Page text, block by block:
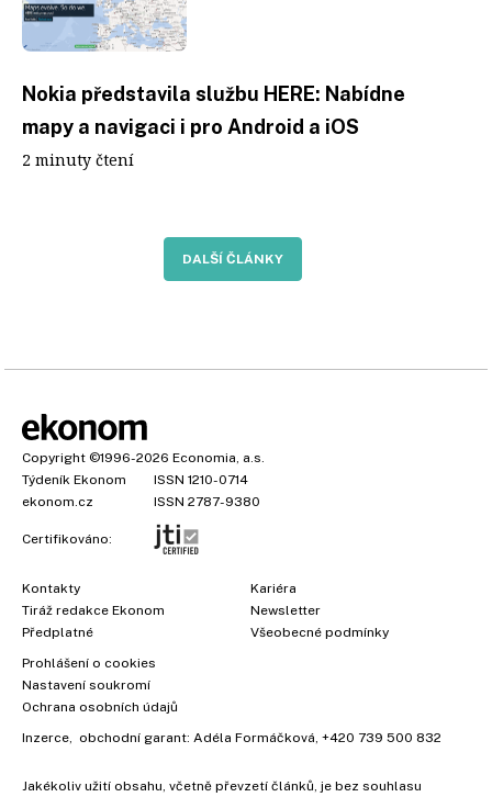
Nokia představila službu HERE: Nabídne
mapy a navigaci i pro Android a iOS
2 minuty čtení
DALŠÍ ČLÁNKY
Copyright ©1996-2026 Economia, a.s.
Týdeník Ekonom
ISSN 1210-0714
ekonom.cz
ISSN 2787-9380
Certifikováno:
Kontakty
Tiráž redakce Ekonom
Předplatné
Kariéra
Newsletter
Všeobecné podmínky
Prohlášení o cookies
Nastavení soukromí
Ochrana osobních údajů
Inzerce, obchodní garant: Adéla Formáčková, +420 739 500 832
Jakékoliv užití obsahu, včetně převzetí článků, je bez souhlasu